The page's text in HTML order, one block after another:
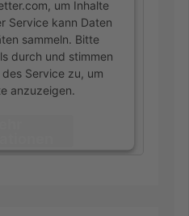
um Inhalte
Service kann Daten
sammeln. Bitte
durch und stimmen
Service zu, um
anzuzeigen.